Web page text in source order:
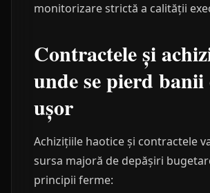
monitorizare strictă a calității
Contractele și
unde se pierd banii
ușor
Achizițiile haotice și contractele
sursa majoră de depășiri
principii ferme: